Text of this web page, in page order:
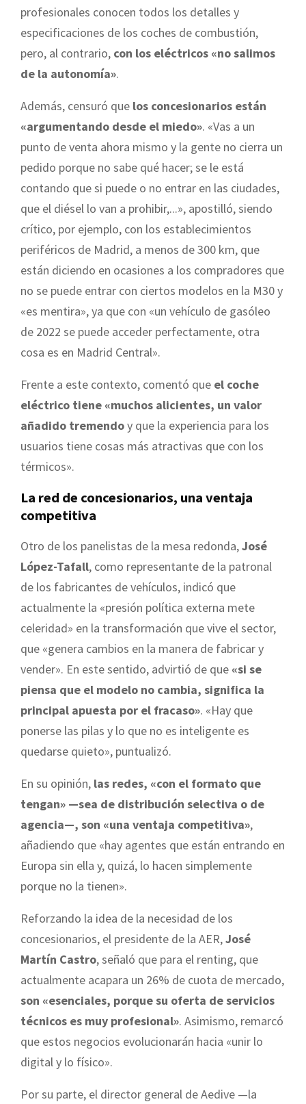
profesionales conocen todos los detalles y
especificaciones de los coches de combustión,
pero, al contrario, con los eléctricos «no salimos
de la autonomía».
Además, censuró que los concesionarios están
«argumentando desde el miedo». «Vas a un
punto de venta ahora mismo y la gente no cierra un
pedido porque no sabe qué hacer; se le está
contando que si puede o no entrar en las ciudades,
que el diésel lo van a prohibir,...», apostilló, siendo
crítico, por ejemplo, con los establecimientos
periféricos de Madrid, a menos de 300 km, que
están diciendo en ocasiones a los compradores que
no se puede entrar con ciertos modelos en la M30 y
«es mentira», ya que con «un vehículo de gasóleo
de 2022 se puede acceder perfectamente, otra
cosa es en Madrid Central».
Frente a este contexto, comentó que el coche
eléctrico tiene «muchos alicientes, un valor
añadido tremendoy que la experiencia para los
usuarios tiene cosas más atractivas que con los
térmicos».
La red de concesionarios, una ventaja
competitiva
Otro de los panelistas de la mesa redonda,José
López-Tafall, como representante de la patronal
de los fabricantes de vehículos, indicó que
actualmente la «presión política externa mete
celeridad» en la transformación que vive el sector,
que «genera cambios en la manera de fabricar y
vender». En este sentido, advirtió de que «si se
piensa que el modelo no cambia, significa la
principal apuesta por el fracaso». «Hay que
ponerse las pilas y lo que no es inteligente es
quedarse quieto», puntualizó.
En su opinión, las redes, «con el formato que
tengan» —sea de distribución selectiva o de
agencia—, son «una ventaja competitiva»,
añadiendo que «hay agentes que están entrando en
Europa sin ella y, quizá, lo hacen simplemente
porque no la tienen».
Reforzando la idea de la necesidad de los
concesionarios, el presidente de la AER,José
Martín Castro, señaló que para el renting, que
actualmente acapara un 26% de cuota de mercado,
son «esenciales, porque su oferta de servicios
técnicos es muy profesional». Asimismo, remarcó
que estos negocios evolucionarán hacia «unir lo
digital y lo físico».
Por su parte, el director general de Aedive —la